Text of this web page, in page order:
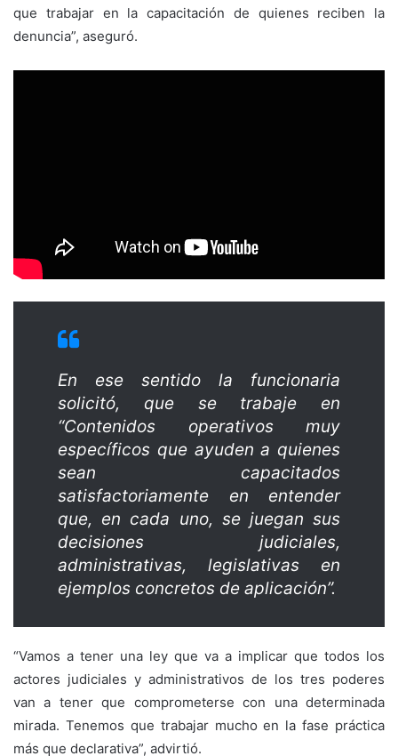
que trabajar en la capacitación de quienes reciben la
denuncia”, aseguró.
En ese sentido la funcionaria
solicitó, que se trabaje en
“Contenidos operativos muy
específicos que ayuden a quienes
sean capacitados
satisfactoriamente en entender
que, en cada uno, se juegan sus
decisiones judiciales,
administrativas, legislativas en
ejemplos concretos de aplicación”.
“Vamos a tener una ley que va a implicar que todos los
actores judiciales y administrativos de los tres poderes
van a tener que comprometerse con una determinada
mirada. Tenemos que trabajar mucho en la fase práctica
más que declarativa”, advirtió.